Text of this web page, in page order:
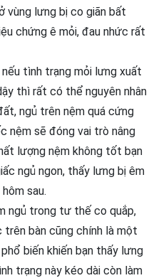
vùng lưng bị co giãn bất
chứng ê mỏi, đau nhức rất
nếu tình trạng mỏi lưng xuất
thì rất có thể nguyên nhân
ngủ trên nệm quá cứng
nệm sẽ đóng vai trò nâng
lượng nệm không tốt bạn
ngủ ngon, thấy lưng bị êm
sau.
ngủ trong tư thế co quắp,
trên bàn cũng chính là một
biến khiến bạn thấy lưng
trạng này kéo dài còn làm